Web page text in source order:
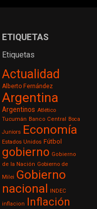
ETIQUETAS
Etiquetas
Actualidad
Alberto Fernández
Argentina
Argentinos Atlético
Tucumán Banco Central
Boca
Juniors Economía
Estados Unidos Fútbol
gobierno Gobierno
de la Nación Gobierno de
Milei Gobierno
nacional
INDEC
inflacion Inflación